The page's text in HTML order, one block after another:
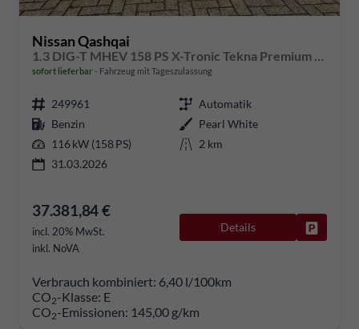
Nissan Qashqai
sofort lieferbar Fahrzeug mit Tageszulassung
249961
Automatik
Benzin
Pearl White
116 kW (158 PS)
2 km
31.03.2026
37.381,84 €
incl. 20% MwSt.
inkl. NoVA
Details
Verbrauch kombiniert: 6,40 l/100km
CO2-Klasse: E
CO2-Emissionen: 145,00 g/km